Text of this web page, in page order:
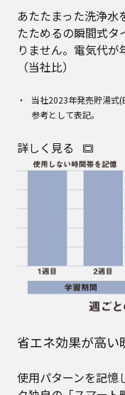
あたたまった洗浄水
たためるの瞬間式
りません。電気代
（当社比）
当社2023年発売貯湯式
参考として表記。
詳しく見る
省エネ効果が高い
使用パターンを記憶